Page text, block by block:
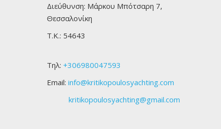
Διεύθυνση: Μάρκου Μπότσαρη 7,
Θεσσαλονίκη
Τ.Κ.: 54643
Τηλ: +306980047593
Email: info@kritikopoulosyachting.com
kritikopoulosyachting@gmail.com